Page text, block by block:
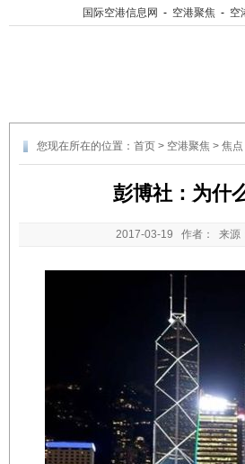
国际空港信息网 - 空港聚焦 - 空
您现在所在的位置： 首页 > 空港聚焦 > 焦点
彭博社：为什
2017-03-19 作者： 来源